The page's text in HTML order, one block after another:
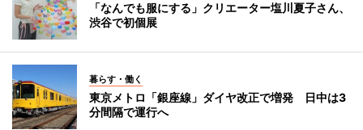
「なんでも服にする」クリエーター塩川夏子さん、
渋谷で初個展
暮らす・働く
東京メトロ「銀座線」ダイヤ改正で増発 日中は3
分間隔で運行へ